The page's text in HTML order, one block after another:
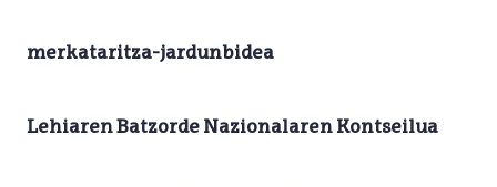
merkataritza-jardunbidea
Lehiaren Batzorde Nazionalaren Kontseilua